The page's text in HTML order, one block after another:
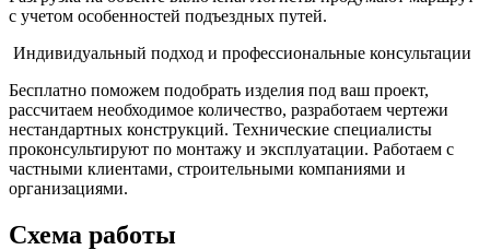
с учетом особенностей подъездных путей.
Индивидуальный подход и профессиональные консультации
Бесплатно поможем подобрать изделия под ваш проект,
рассчитаем необходимое количество, разработаем чертежи
нестандартных конструкций. Технические специалисты
проконсультируют по монтажу и эксплуатации. Работаем с
частными клиентами, строительными компаниями и
организациями.
Схема работы